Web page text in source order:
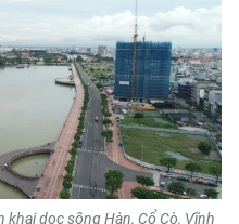
Bắcdọc sông Hàn, Cổ Cò, Vĩnh